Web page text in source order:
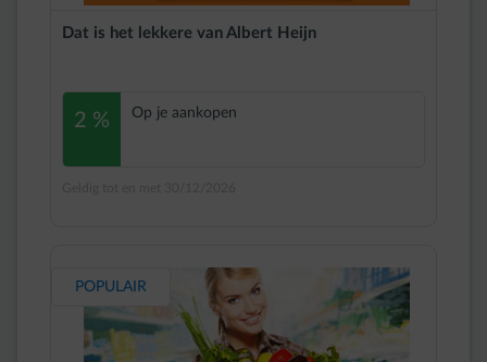
Dat is het lekkere van Albert Heijn
2 % Op je aankopen
POPULAIR